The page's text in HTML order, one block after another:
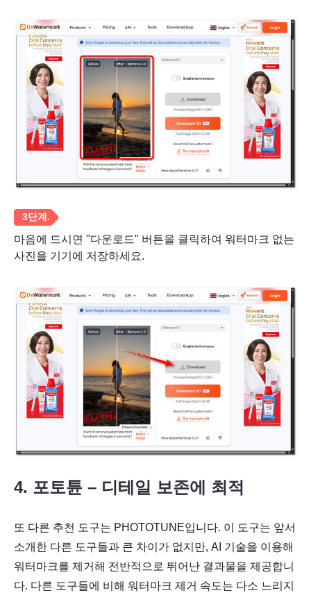
마음에 드시면 "다운로드" 버튼을 클릭하여 워터마크 없는
사진을 기기에 저장하세요.
4. 포토튠 – 디테일 보존에 최적
또 다른 추천 도구는 PHOTOTUNE입니다. 이 도구는 앞서
소개한 다른 도구들과 큰 차이가 없지만, AI 기술을 이용해
워터마크를 제거해 전반적으로 뛰어난 결과물을 제공합니
다. 다른 도구들에 비해 워터마크 제거 속도는 다소 느리지